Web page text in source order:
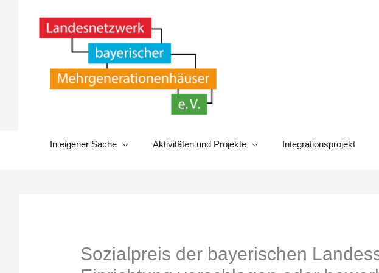
In eigener Sache Aktivitäten und Projekte Integrationsprojekt
Sozialpreis der bayerischen